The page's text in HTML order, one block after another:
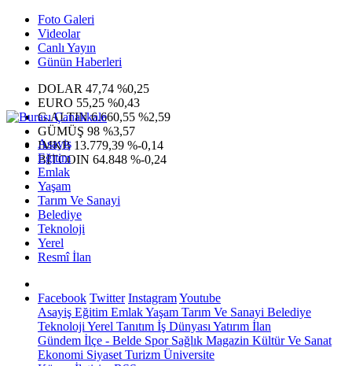
Foto Galeri
Videolar
Canlı Yayın
Günün Haberleri
DOLAR 47,74 %0,25
EURO 55,25 %0,43
G.ALTIN6.660,55 %2,59
GÜMÜŞ 98 %3,57
IMKB 13.779,39 %-0,14
BITCOIN 64.848 %-0,24
Asayiş
Eğitim
Emlak
Yaşam
Tarım Ve Sanayi
Belediye
Teknoloji
Yerel
Resmî İlan
Facebook Twitter InstagramYoutube
Asayiş Eğitim EmlakYaşam Tarım Ve Sanayi Belediye
Teknoloji Yerel Tanıtım İş Dünyası Yatırım İlan
Gündem İlçe - Belde SporSağlık Magazin Kültür Ve Sanat
Ekonomi Siyaset Turizm Üniversite